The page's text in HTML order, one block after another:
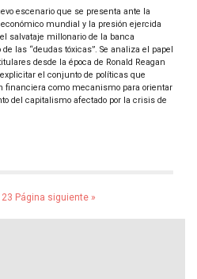
escenario que se presenta ante la
mundial y la presión ejercida
salvataje millonario de la banca
las “deudas tóxicas”. Se analiza el papel
desde la época de Ronald Reagan
el conjunto de políticas que
financiera como mecanismo para orientar
del capitalismo afectado por la crisis de
23 Página siguiente »